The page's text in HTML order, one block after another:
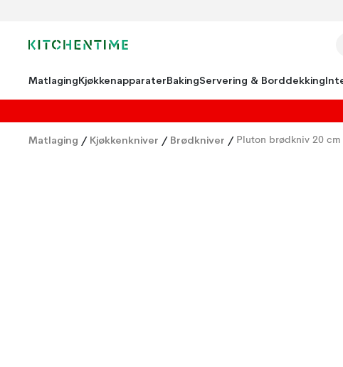
MatlagingKjøkkenapparaterBakingServering & Borddekking
Matlaging / Kjøkkenkniver / Brødkniver / Pluton brødkniv 20 cm